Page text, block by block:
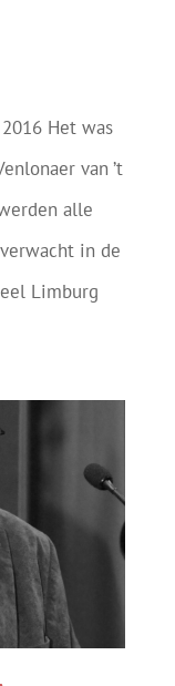
Het was
van ’t
alle
in de
Limburg